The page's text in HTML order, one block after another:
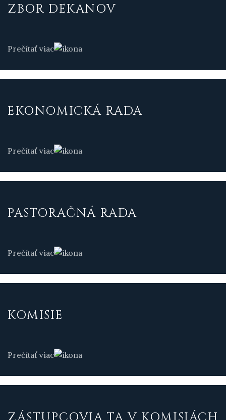
ZBOR DEKANOV
Prečítať viac
EKONOMICKÁ RADA
Prečítať viac
PASTORAČNÁ RADA
Prečítať viac
KOMISIE
Prečítať viac